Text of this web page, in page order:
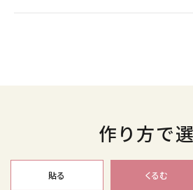
作り方で
貼る くるむ